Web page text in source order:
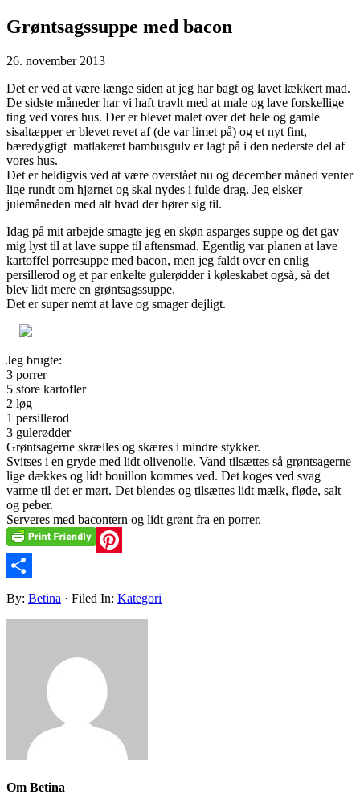
Grøntsagssuppe med bacon
26. november 2013
Det er ved at være længe siden at jeg har bagt og lavet lækkert mad.
De sidste måneder har vi haft travlt med at male og lave forskellige
ting ved vores hus. Der er blevet malet over det hele og gamle
sisaltæpper er blevet revet af (de var limet på) og et nyt fint,
bæredygtigt matlakeret bambusgulv er lagt på i den nederste del af
vores hus.
Det er heldigvis ved at være overstået nu og december måned venter
lige rundt om hjørnet og skal nydes i fulde drag. Jeg elsker
julemåneden med alt hvad der hører sig til.
Idag på mit arbejde smagte jeg en skøn asparges suppe og det gav
mig lyst til at lave suppe til aftensmad. Egentlig var planen at lave
kartoffel porresuppe med bacon, men jeg faldt over en enlig
persillerod og et par enkelte gulerødder i køleskabet også, så det
blev lidt mere en grøntsagssuppe.
Det er super nemt at lave og smager dejligt.
Jeg brugte:
3 porrer
5 store kartofler
2 løg
1 persillerod
3 gulerødder
Grøntsagerne skrælles og skæres i mindre stykker.
Svitses i en gryde med lidt olivenolie. Vand tilsættes så grøntsagerne
lige dækkes og lidt bouillon kommes ved. Det koges ved svag
varme til det er mørt. Det blendes og tilsættes lidt mælk, fløde, salt
og peber.
Serveres med bacontern og lidt grønt fra en porrer.
Pinterest
Share
By: Betina · Filed In: Kategori
Om Betina